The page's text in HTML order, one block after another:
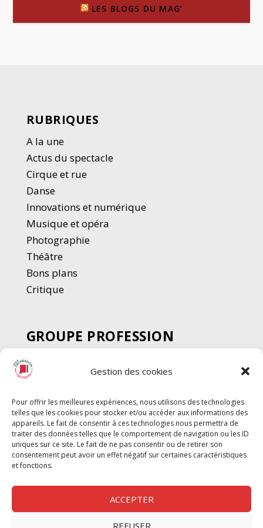
Gestion des cookies
Pour offrir les meilleures expériences, nous utilisons des technologies
telles que les cookies pour stocker et/ou accéder aux informations des
appareils. Le fait de consentir à ces technologies nous permettra de
traiter des données telles que le comportement de navigation ou les ID
uniques sur ce site. Le fait de ne pas consentir ou de retirer son
consentement peut avoir un effet négatif sur certaines caractéristiques
et fonctions.
ACCEPTER
REFUSER
LES BLOGS DU MAG’
RUBRIQUES
A la une
Actus du spectacle
Cirque et rue
Danse
Innovations et numérique
Musique et opéra
Photographie
Théâtre
Bons plans
Critique
GROUPE PROFESSION
SPECTACLE
Chèque Intermittents
Chèque Compta
Chèque Emploi Spectacle
G-Pods
Profession Audio-visuel